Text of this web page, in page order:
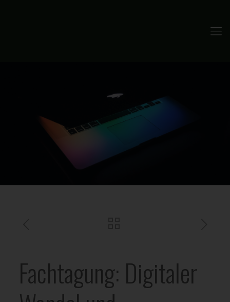
Fachtagung: Digitaler